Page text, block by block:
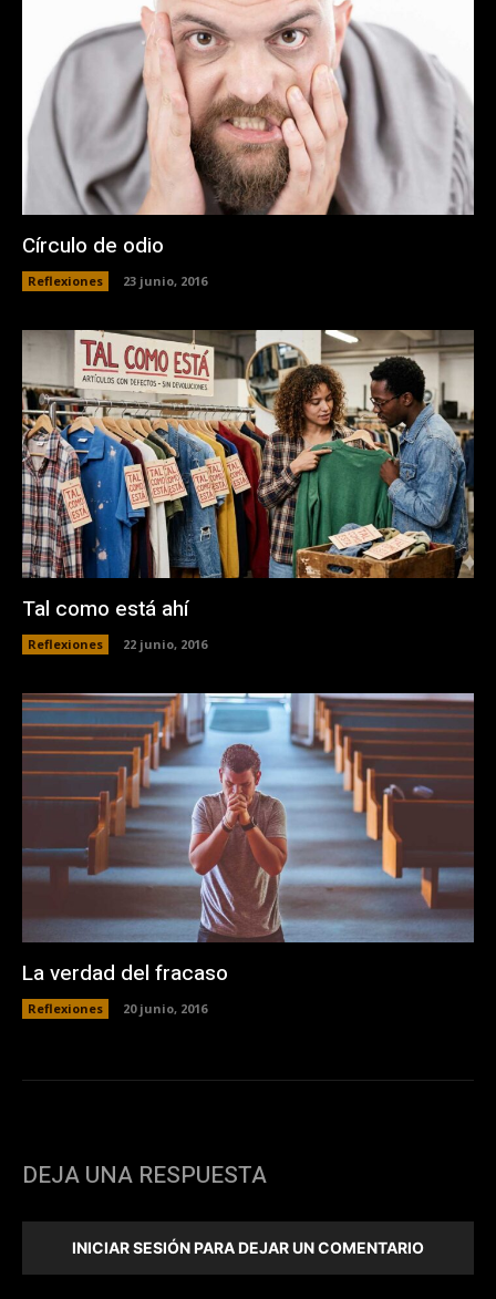
Círculo de odio
Reflexiones 23 junio, 2016
Tal como está ahí
Reflexiones 22 junio, 2016
La verdad del fracaso
Reflexiones 20 junio, 2016
DEJA UNA RESPUESTA
INICIAR SESIÓN PARA DEJAR UN COMENTARIO